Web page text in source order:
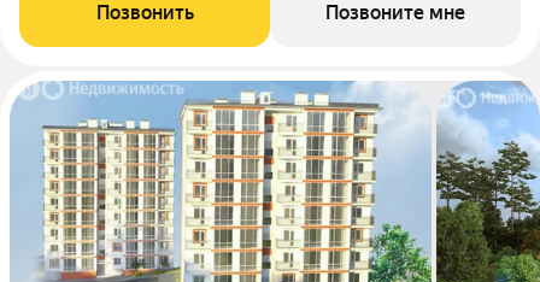
Позвонить Позвоните мне